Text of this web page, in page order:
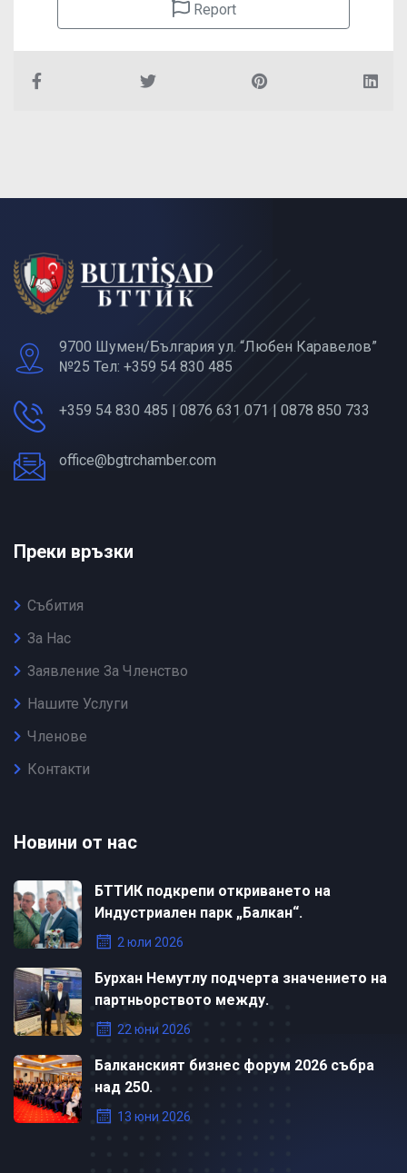
Report
9700 Шумен/България ул. “Любен Каравелов”
№25 Тел: +359 54 830 485
+359 54 830 485 | 0876 631 071 | 0878 850 733
office@bgtrchamber.com
Преки връзки
Събития
За Нас
Заявление За Членство
Нашите Услуги
Членове
Контакти
Новини от нас
БТТИК подкрепи откриването на
Индустриален парк „Балкан“.
2 юли 2026
Бурхан Немутлу подчерта значението на
партньорството между.
22 юни 2026
Балканският бизнес форум 2026 събра
над 250.
13 юни 2026